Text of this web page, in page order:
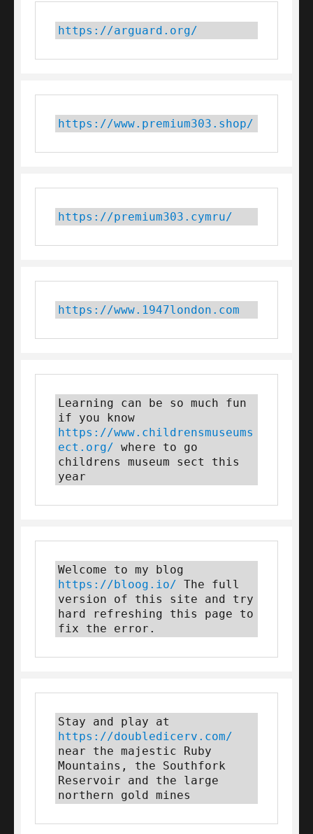
https://arguard.org/
https://www.premium303.shop/
https://premium303.cymru/
https://www.1947london.com
Learning can be so much fun
https://www.childrensmuseums
ect.org/ where to go
childrens museum sect this
year
https://bloog.io/ The full
version of this site and try
hard refreshing this page to
fix the error.
https://doubledicerv.com/
near the majestic Ruby
Mountains, the Southfork
Reservoir and the large
northern gold mines